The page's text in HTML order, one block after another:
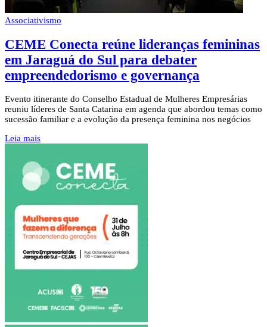
Associativismo
CEME Conecta reúne lideranças femininas
em Jaraguá do Sul para debater
empreendedorismo e governança
Evento itinerante do Conselho Estadual de Mulheres Empresárias
reuniu líderes de Santa Catarina em agenda que abordou temas como
sucessão familiar e a evolução da presença feminina nos negócios
Leia mais